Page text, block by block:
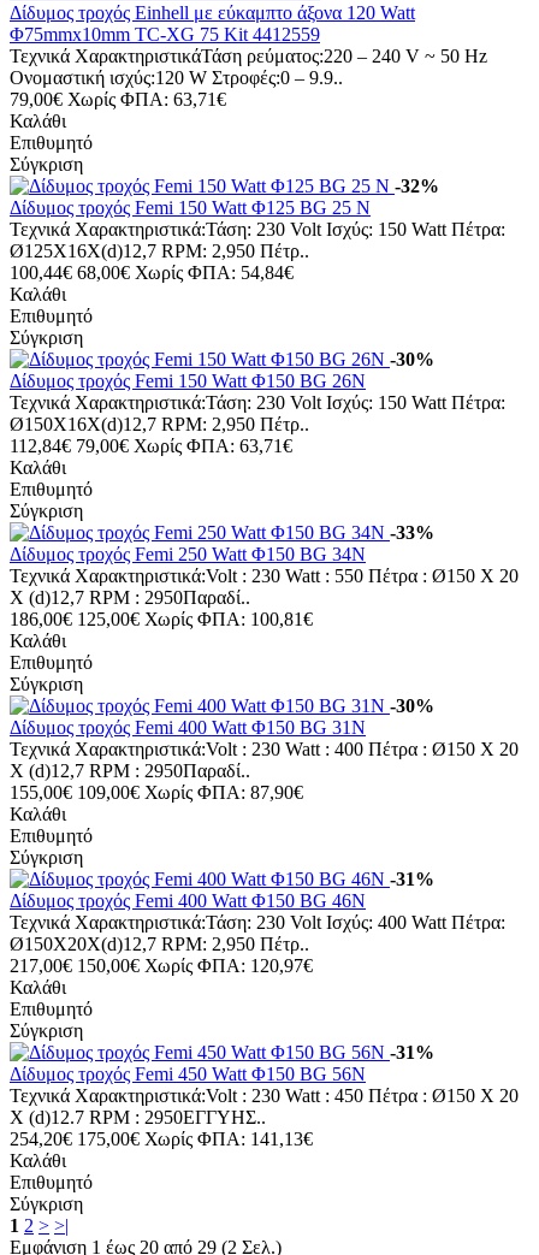
Δίδυμος τροχός Einhell με εύκαμπτο άξονα 120 Watt
Φ75mmx10mm TC-XG 75 Kit 4412559
Τεχνικά ΧαρακτηριστικάΤάση ρεύματος:220 – 240 V ~ 50 Hz
Ονομαστική ισχύς:120 W Στροφές:0 – 9.9..
79,00€ Χωρίς ΦΠΑ: 63,71€
Καλάθι
Επιθυμητό
Σύγκριση
-32%
Δίδυμος τροχός Femi 150 Watt Φ125 BG 25 N
Τεχνικά Χαρακτηριστικά:Τάση: 230 Volt Ισχύς: 150 Watt Πέτρα:
Ø125X16X(d)12,7 RPM: 2,950 Πέτρ..
100,44€ 68,00€ Χωρίς ΦΠΑ: 54,84€
Καλάθι
Επιθυμητό
Σύγκριση
-30%
Δίδυμος τροχός Femi 150 Watt Φ150 BG 26N
Τεχνικά Χαρακτηριστικά:Τάση: 230 Volt Ισχύς: 150 Watt Πέτρα:
Ø150X16X(d)12,7 RPM: 2,950 Πέτρ..
112,84€ 79,00€ Χωρίς ΦΠΑ: 63,71€
Καλάθι
Επιθυμητό
Σύγκριση
-33%
Δίδυμος τροχός Femi 250 Watt Φ150 BG 34N
Τεχνικά Χαρακτηριστικά:Volt : 230 Watt : 550 Πέτρα : Ø150 X 20
X (d)12,7 RPM : 2950Παραδί..
186,00€ 125,00€ Χωρίς ΦΠΑ: 100,81€
Καλάθι
Επιθυμητό
Σύγκριση
-30%
Δίδυμος τροχός Femi 400 Watt Φ150 BG 31Ν
Τεχνικά Χαρακτηριστικά:Volt : 230 Watt : 400 Πέτρα : Ø150 X 20
X (d)12,7 RPM : 2950Παραδί..
155,00€ 109,00€ Χωρίς ΦΠΑ: 87,90€
Καλάθι
Επιθυμητό
Σύγκριση
-31%
Δίδυμος τροχός Femi 400 Watt Φ150 BG 46N
Τεχνικά Χαρακτηριστικά:Τάση: 230 Volt Ισχύς: 400 Watt Πέτρα:
Ø150X20X(d)12,7 RPM: 2,950 Πέτρ..
217,00€ 150,00€ Χωρίς ΦΠΑ: 120,97€
Καλάθι
Επιθυμητό
Σύγκριση
-31%
Δίδυμος τροχός Femi 450 Watt Φ150 BG 56N
Τεχνικά Χαρακτηριστικά:Volt : 230 Watt : 450 Πέτρα : Ø150 X 20
X (d)12.7 RPM : 2950ΕΓΓΥΗΣ..
254,20€ 175,00€ Χωρίς ΦΠΑ: 141,13€
Καλάθι
Επιθυμητό
Σύγκριση
1 2 > >|
Εμφάνιση 1 έως 20 από 29 (2 Σελ.)